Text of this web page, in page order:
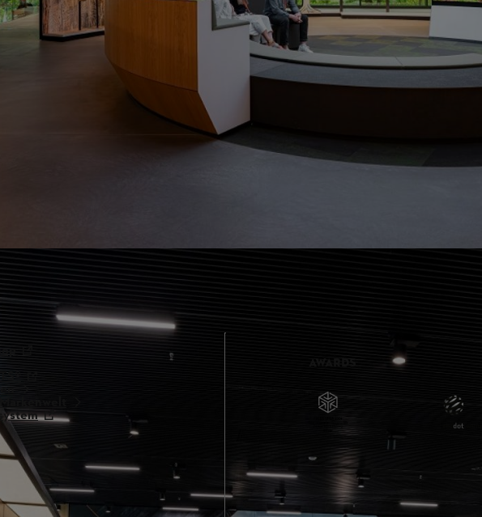
dich selbst an den Disziplinen und tauche in die Welt von STIHL TIMBERSPORTS® ein.
AWARDS